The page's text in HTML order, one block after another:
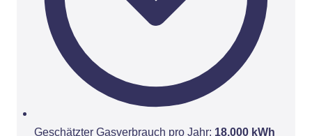
Geschätzter Gasverbrauch pro Jahr: 18.000 kWh